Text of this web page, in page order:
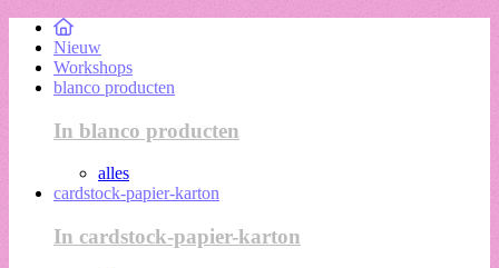
Nieuw
Workshops
blanco producten
In blanco producten
alles
cardstock-papier-karton
In cardstock-papier-karton